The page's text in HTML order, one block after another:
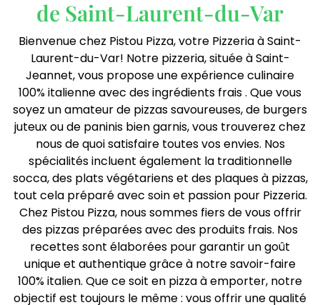
de Saint-Laurent-du-Var
Bienvenue chez Pistou Pizza, votre Pizzeria à Saint-
Laurent-du-Var! Notre pizzeria, située à Saint-
Jeannet, vous propose une expérience culinaire
100% italienne avec des ingrédients frais . Que vous
soyez un amateur de pizzas savoureuses, de burgers
juteux ou de paninis bien garnis, vous trouverez chez
nous de quoi satisfaire toutes vos envies. Nos
spécialités incluent également la traditionnelle
socca, des plats végétariens et des plaques à pizzas,
tout cela préparé avec soin et passion pour Pizzeria.
Chez Pistou Pizza, nous sommes fiers de vous offrir
des pizzas préparées avec des produits frais. Nos
recettes sont élaborées pour garantir un goût
unique et authentique grâce à notre savoir-faire
100% italien. Que ce soit en pizza à emporter, notre
objectif est toujours le même : vous offrir une qualité